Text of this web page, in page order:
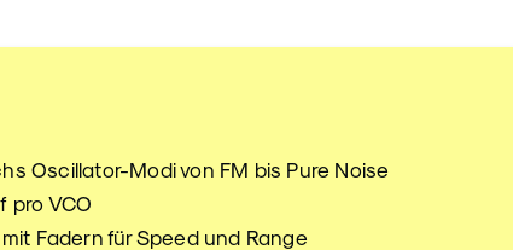
Oscillator-Modi von FM bis Pure Noise
pro VCO
Fadern für Speed und Range